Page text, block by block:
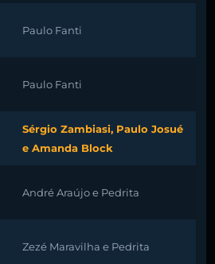
Paulo Fanti
Paulo Fanti
Sérgio Zambiasi, Paulo Josué
e Amanda Block
André Araújo e Pedrita
Zezé Maravilha e Pedrita